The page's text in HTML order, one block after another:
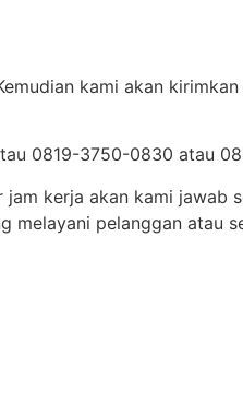
kami akan
0819-3750-0830 atau
kerja akan kami jawab
melayani pelanggan atau